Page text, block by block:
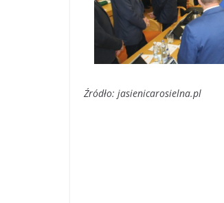
Źródło: jasienicarosielna.pl